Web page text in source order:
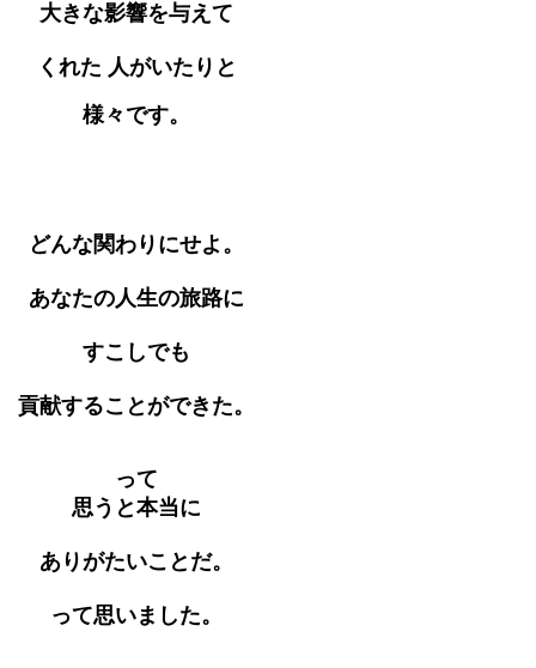
大きな影響を与えて
くれた 人がいたりと
様々です。
どんな関わりにせよ。
あなたの人生の旅路に
すこしでも
貢献することができた。
って
思うと本当に
ありがたいことだ。
って思いました。